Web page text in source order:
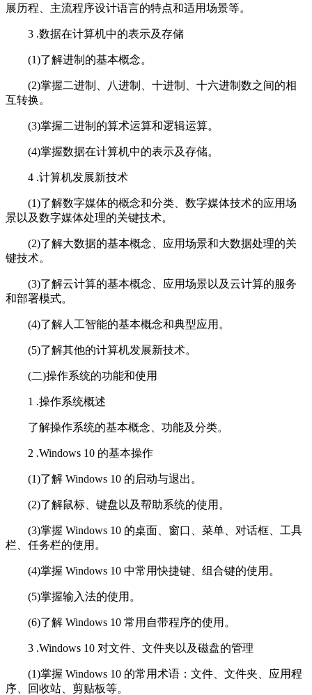
展历程、主流程序设计语言的特点和适用场景等。
3 .数据在计算机中的表示及存储
(1)了解进制的基本概念。
(2)掌握二进制、八进制、十进制、十六进制数之间的相
互转换。
(3)掌握二进制的算术运算和逻辑运算。
(4)掌握数据在计算机中的表示及存储。
4 .计算机发展新技术
(1)了解数字媒体的概念和分类、数字媒体技术的应用场
景以及数字媒体处理的关键技术。
(2)了解大数据的基本概念、应用场景和大数据处理的关
键技术。
(3)了解云计算的基本概念、应用场景以及云计算的服务
和部署模式。
(4)了解人工智能的基本概念和典型应用。
(5)了解其他的计算机发展新技术。
(二)操作系统的功能和使用
1 .操作系统概述
了解操作系统的基本概念、功能及分类。
2 .Windows 10 的基本操作
(1)了解 Windows 10 的启动与退出。
(2)了解鼠标、键盘以及帮助系统的使用。
(3)掌握 Windows 10 的桌面、窗口、菜单、对话框、工具
栏、任务栏的使用。
(4)掌握 Windows 10 中常用快捷键、组合键的使用。
(5)掌握输入法的使用。
(6)了解 Windows 10 常用自带程序的使用。
3 .Windows 10 对文件、文件夹以及磁盘的管理
(1)掌握 Windows 10 的常用术语：文件、文件夹、应用程
序、回收站、剪贴板等。